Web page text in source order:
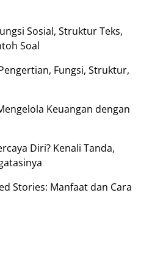
Sosial, Struktur Teks,
Soal
Fungsi, Struktur,
Keuangan dengan
Diri? Kenali Tanda,
Stories: Manfaat dan Cara